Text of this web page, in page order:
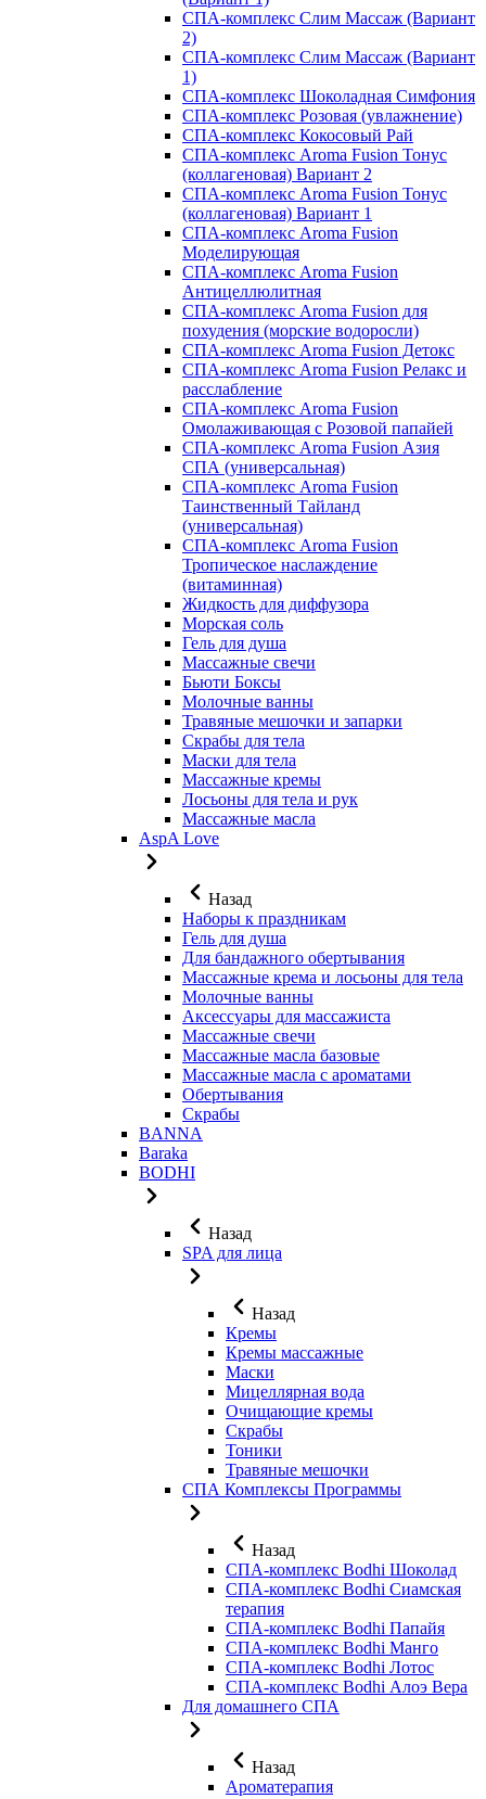
СПА-комплекс Слим Массаж (Вариант
2)
СПА-комплекс Слим Массаж (Вариант
1)
СПА-комплекс Шоколадная Симфония
СПА-комплекс Розовая (увлажнение)
СПА-комплекс Кокосовый Рай
СПА-комплекс Aroma Fusion Тонус
(коллагеновая) Вариант 2
СПА-комплекс Aroma Fusion Тонус
(коллагеновая) Вариант 1
СПА-комплекс Aroma Fusion
Моделирующая
СПА-комплекс Aroma Fusion
Антицеллюлитная
СПА-комплекс Aroma Fusion для
похудения (морские водоросли)
СПА-комплекс Aroma Fusion Детокс
СПА-комплекс Aroma Fusion Релакс и
расслабление
СПА-комплекс Aroma Fusion
Омолаживающая с Розовой папайей
СПА-комплекс Aroma Fusion Азия
СПА (универсальная)
СПА-комплекс Aroma Fusion
Таинственный Тайланд
(универсальная)
СПА-комплекс Aroma Fusion
Тропическое наслаждение
(витаминная)
Жидкость для диффузора
Морская соль
Гель для душа
Массажные свечи
Бьюти Боксы
Молочные ванны
Травяные мешочки и запарки
Скрабы для тела
Маски для тела
Массажные кремы
Лосьоны для тела и рук
Массажные масла
AspA Love
Назад
Наборы к праздникам
Гель для душа
Для бандажного обертывания
Массажные крема и лосьоны для тела
Молочные ванны
Аксессуары для массажиста
Массажные свечи
Массажные масла базовые
Массажные масла с ароматами
Обертывания
Скрабы
BANNA
Baraka
BODHI
Назад
SPA для лица
Назад
Кремы
Кремы массажные
Маски
Мицеллярная вода
Очищающие кремы
Скрабы
Тоники
Травяные мешочки
СПА Комплексы Программы
Назад
СПА-комплекс Bodhi Шоколад
СПА-комплекс Bodhi Сиамская
терапия
СПА-комплекс Bodhi Папайя
СПА-комплекс Bodhi Манго
СПА-комплекс Bodhi Лотос
СПА-комплекс Bodhi Алоэ Вера
Для домашнего СПА
Назад
Ароматерапия